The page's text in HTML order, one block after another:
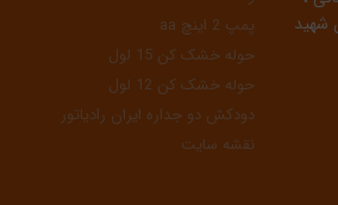
شهید
پمپ 2 اینچ aa
حوله خشک کن 15 لول
حوله خشک کن 12 لول
دودکش دو جداره ایران رادیاتور
نقشه سایت